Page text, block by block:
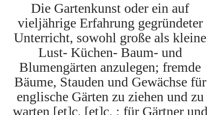
Die Gartenkunst oder ein auf
vieljährige Erfahrung gegründeter
Unterricht, sowohl große als kleine
Lust- Küchen- Baum- und
Blumengärten anzulegen; fremde
Bäume, Stauden und Gewächse für
englische Gärten zu ziehen und zu
warten [et]c. [et]c. : für Gärtner und